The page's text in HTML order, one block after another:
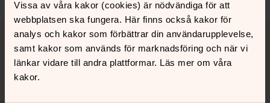
Vissa av våra kakor (cookies) är nödvändiga för att
webbplatsen ska fungera. Här finns också kakor för
analys och kakor som förbättrar din användarupplevelse,
samt kakor som används för marknadsföring och när vi
länkar vidare till andra plattformar. Läs mer om våra
kakor.
Tillbaka till toppen
Tillbaka till innehållet